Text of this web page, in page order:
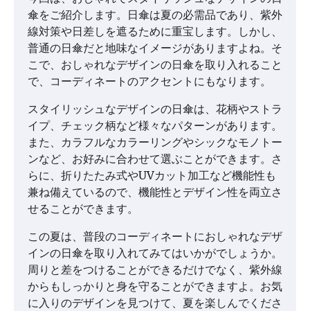
傘をご紹介します。日傘は夏の必需品であり、紫外
線対策や日差しを遮るために重宝します。しかし、
普通の日傘だと地味なイメージがありますよね。そ
こで、おしゃれなデザインの日傘を取り入れること
で、コーディネートのアクセントにもなります。
スタイリッシュなデザインの日傘は、花柄やストラ
イプ、チェック柄など様々なパターンがあります。
また、カラフルなカラーリングやシックなモノトー
ンなど、お好みに合わせて選ぶことができます。さ
らに、折りたたみ式やUVカット加工など機能性も
兼ね備えているので、機能性とデザイン性を両立さ
せることができます。
この夏は、普段のコーディネートにおしゃれなデザ
インの日傘を取り入れてみてはいかがでしょうか。
周りと差をつけることができるだけでなく、紫外線
からもしっかりと身を守ることができますよ。お気
に入りのデザインを見つけて、夏を楽しんでくださ